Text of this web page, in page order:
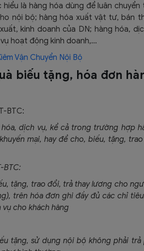
là hàng hóa dùng để luân
nội bộ; hàng hóa xuất vật tư, bán
kinh doanh của DN; hàng hóa,
hoạt động kinh doanh,…
Vận Chuyển Nội Bộ
biếu tặng, hóa đơn
BTC:
dịch vụ, kể cả trong trường hợp
mại, hay để cho, biếu, tặng,
BTC:
tặng, trao đổi, trả thay lương cho
trên hóa đơn ghi đầy đủ các chỉ
cho khách hàng
tặng, sử dụng nội bộ không phải